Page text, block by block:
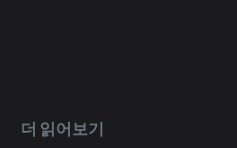
더 읽어보기